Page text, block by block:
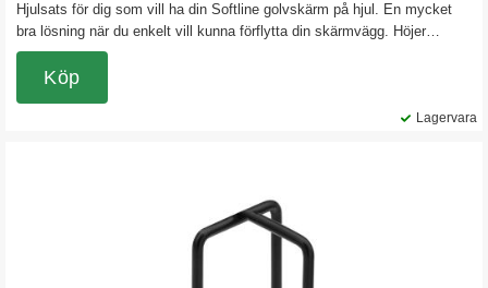
Hjulsats för dig som vill ha din Softline golvskärm på hjul. En mycket
bra lösning när du enkelt vill kunna förflytta din skärmvägg. Höjer
golvskärmen med 50 mm. Färg svart
Lagervara
Köp